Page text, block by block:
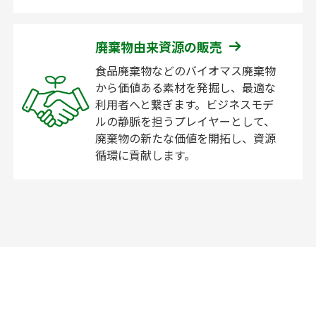
廃棄物由来資源の販売
食品廃棄物などのバイオマス廃棄物
から価値ある素材を発掘し、最適な
利用者へと繋ぎます。ビジネスモデ
ルの静脈を担うプレイヤーとして、
廃棄物の新たな価値を開拓し、資源
循環に貢献します。